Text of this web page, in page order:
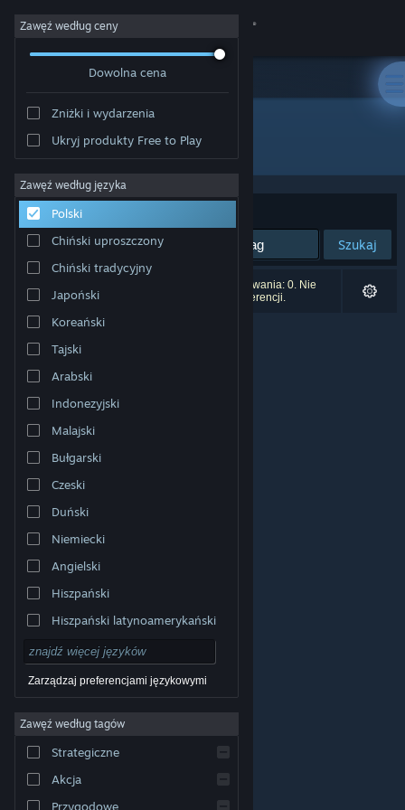
Zaloguj się
Społeczność
Informacje
Wsparcie
Zmień język
Pobierz aplikację mobilną Steam
Wersja przeglądarkowa
© Valve Corporation. Wszelkie prawa zastrzeżone.
właścicieli w Stanach Zjednoczonych i innych krajach.
dostępu
Umowa użytkownika Steam
pieniędzy |Ciasteczka
Zawęź według ceny
Dowolna cena
Zniżki i wydarzenia
Ukryj produkty Free to Play
Zawęź według języka
Polski
Chiński uproszczony
Chiński tradycyjny
Japoński
Koreański
Tajski
Arabski
Indonezyjski
Malajski
Bułgarski
Czeski
Duński
Niemiecki
Angielski
Hiszpański
Hiszpański latynoamerykański
Zarządzaj preferencjami językowymi
Zawęź według tagów
Strategiczne
Akcja
Przygodowe
Wydawca: PodPal Games
Sortuj według:
Szukaj
Liczba wyników pasujących do twojego wyszukiwania: 0. Nie
uwzględniono 1 tytułu na podstawie twoich preferencji.